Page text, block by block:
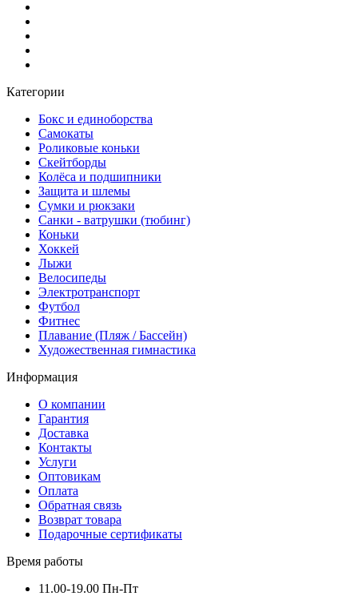
Категории
Бокс и единоборства
Самокаты
Роликовые коньки
Скейтборды
Колёса и подшипники
Защита и шлемы
Сумки и рюкзаки
Санки - ватрушки (тюбинг)
Коньки
Хоккей
Лыжи
Велосипеды
Электротранспорт
Футбол
Фитнес
Плавание (Пляж / Бассейн)
Художественная гимнастика
Информация
О компании
Гарантия
Доставка
Контакты
Услуги
Оптовикам
Оплата
Обратная связь
Возврат товара
Подарочные сертификаты
Время работы
11.00-19.00 Пн-Пт